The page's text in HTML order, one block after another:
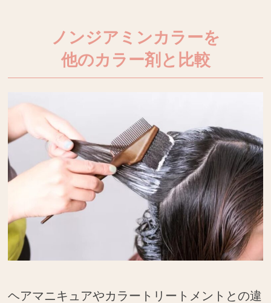
ノンジアミンカラーを
他のカラー剤と比較
ヘアマニキュアやカラートリートメントとの違